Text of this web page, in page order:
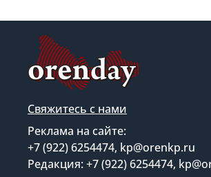
Свяжитесь с нами
Реклама на сайте:
+7 (922) 6254474, kp@orenkp.ru
Редакция: +7 (922) 6254474,